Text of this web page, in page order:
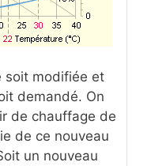
soit modifiée et
demandé. On
de chauffage de
de ce nouveau
un nouveau